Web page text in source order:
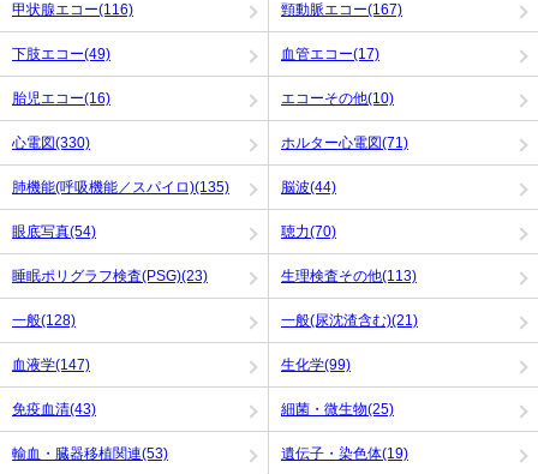
甲状腺エコー(116) 頸動脈エコー(167)
下肢エコー(49) 血管エコー(17)
胎児エコー(16) エコーその他(10)
心電図(330) ホルター心電図(71)
肺機能(呼吸機能／スパイロ)(135) 脳波(44)
眼底写真(54) 聴力(70)
睡眠ポリグラフ検査(PSG)(23) 生理検査その他(113)
一般(128) 一般(尿沈渣含む)(21)
血液学(147) 生化学(99)
免疫血清(43) 細菌・微生物(25)
輸血・臓器移植関連(53) 遺伝子・染色体(19)